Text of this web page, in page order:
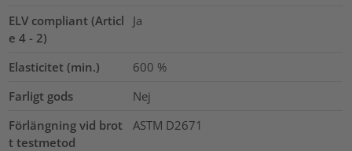
ELV compliant (Articl
e 4 - 2)
Ja
Elasticitet (min.) 600 %
Farligt gods
Nej
Förlängning vid brot
t testmetod
ASTM D2671